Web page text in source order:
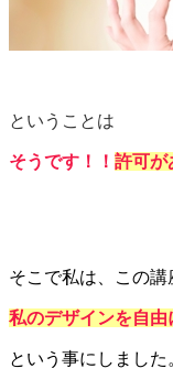
ということは
そうです ！！ 許可が
そこで私は、この
私のデザインを自由
という事にしました